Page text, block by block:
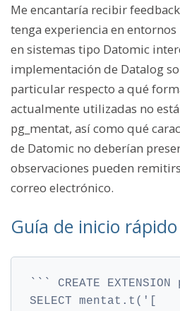
Me encantaría recibir
tenga experiencia en
en sistemas tipo Datomic
implementación de Datalog
particular respecto a qué
actualmente utilizadas no
pg_mentat, así como qué
de Datomic no deberían
observaciones pueden
correo electrónico.
Guía de inicio rápido
``` CREATE
SELECT mentat.t('[